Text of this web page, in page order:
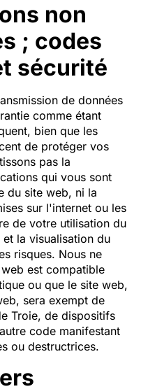
non
; codes
sécurité
de données
comme étant
bien que les
de protéger vos
pas la
qui vous sont
du site web, ni la
sur l'internet ou les
de votre utilisation du
la visualisation du
risques. Nous ne
est compatible
ou que le site web,
sera exempt de
Troie, de dispositifs
code manifestant
ou destructrices.